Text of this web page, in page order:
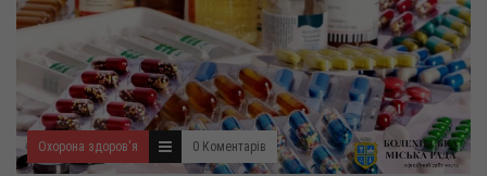
Охорона здоров'я 0 Коментарів